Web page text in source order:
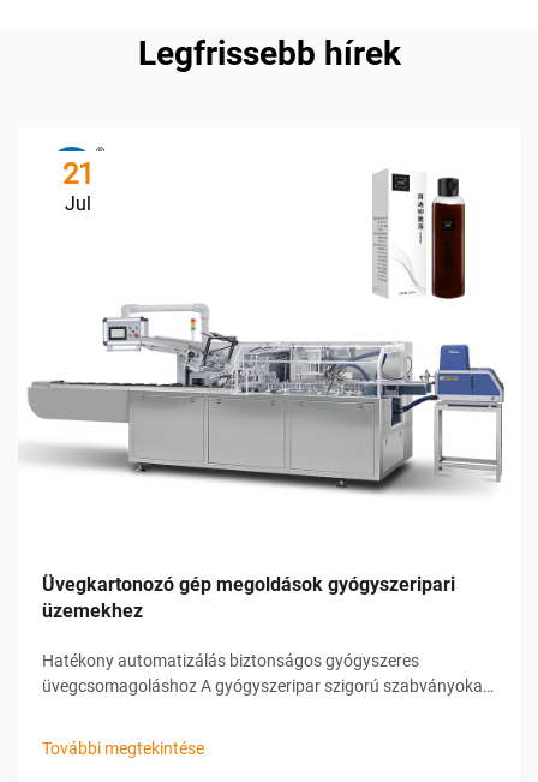
Legfrissebb hírek
21
Jul
Üvegkartonozó gép megoldások gyógyszeripari
üzemekhez
Hatékony automatizálás biztonságos gyógyszeres
üvegcsomagoláshoz A gyógyszeripar szigorú szabványokat
az igényeknek a kielégítésére a gyártók korszerű
További megtekintése